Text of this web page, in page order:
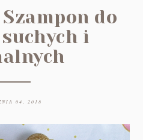
do
i
04, 2018